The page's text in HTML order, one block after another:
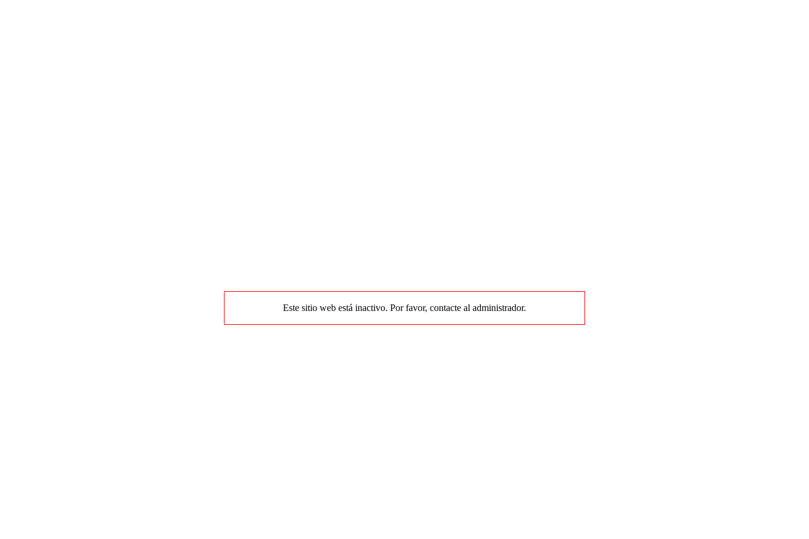
Este sitio web está inactivo. Por favor, contacte al administrador.